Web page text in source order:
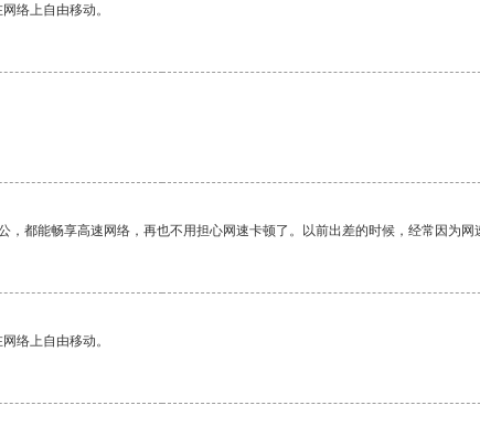
络上自由移动。
都能畅享高速网络，再也不用担心网速卡顿了。以前出差的时候，经常因为
络上自由移动。